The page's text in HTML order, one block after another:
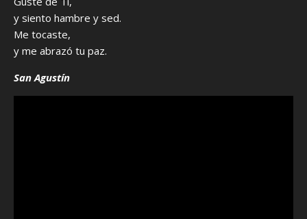
y siento hambre y sed.
Me tocaste,
y me abrazó tu paz.
San Agustín